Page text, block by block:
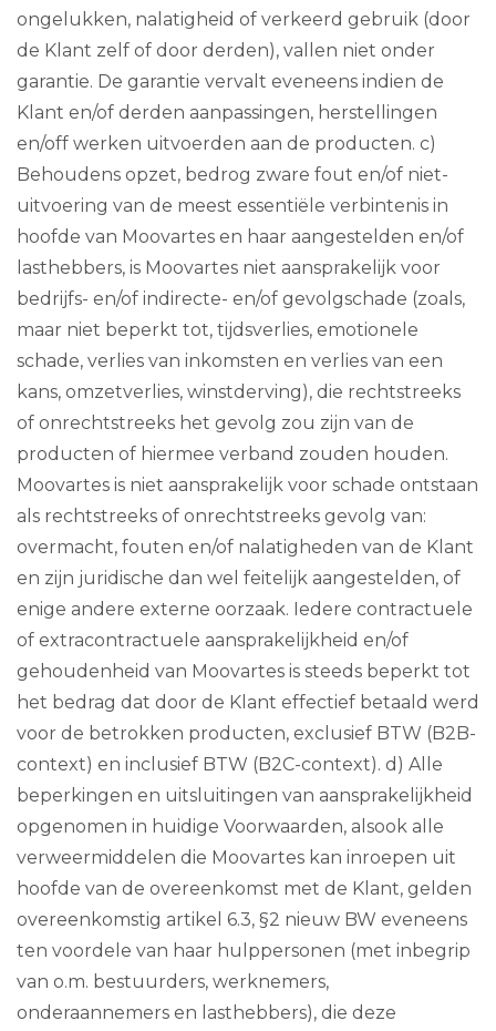
ongelukken, nalatigheid of verkeerd gebruik (door
de Klant zelf of door derden), vallen niet onder
garantie. De garantie vervalt eveneens indien de
Klant en/of derden aanpassingen, herstellingen
en/off werken uitvoerden aan de producten. c)
Behoudens opzet, bedrog zware fout en/of niet-
uitvoering van de meest essentiële verbintenis in
hoofde van Moovartes en haar aangestelden en/of
lasthebbers, is Moovartes niet aansprakelijk voor
bedrijfs- en/of indirecte- en/of gevolgschade (zoals,
maar niet beperkt tot, tijdsverlies, emotionele
schade, verlies van inkomsten en verlies van een
kans, omzetverlies, winstderving), die rechtstreeks
of onrechtstreeks het gevolg zou zijn van de
producten of hiermee verband zouden houden.
Moovartes is niet aansprakelijk voor schade ontstaan
als rechtstreeks of onrechtstreeks gevolg van:
overmacht, fouten en/of nalatigheden van de Klant
en zijn juridische dan wel feitelijk aangestelden, of
enige andere externe oorzaak. Iedere contractuele
of extracontractuele aansprakelijkheid en/of
gehoudenheid van Moovartes is steeds beperkt tot
het bedrag dat door de Klant effectief betaald werd
voor de betrokken producten, exclusief BTW (B2B-
context) en inclusief BTW (B2C-context). d) Alle
beperkingen en uitsluitingen van aansprakelijkheid
opgenomen in huidige Voorwaarden, alsook alle
verweermiddelen die Moovartes kan inroepen uit
hoofde van de overeenkomst met de Klant, gelden
overeenkomstig artikel 6.3, §2 nieuw BW eveneens
ten voordele van haar hulppersonen (met inbegrip
van o.m. bestuurders, werknemers,
onderaannemers en lasthebbers), die deze